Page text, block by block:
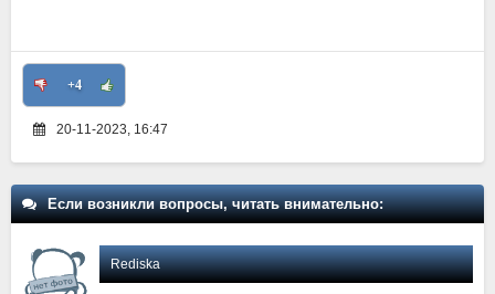
+4
20-11-2023, 16:47
Если возникли вопросы, читать внимательно:
Rediska